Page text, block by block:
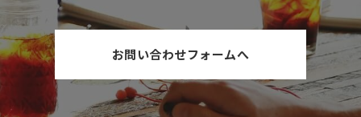
お問い合わせフォームへ